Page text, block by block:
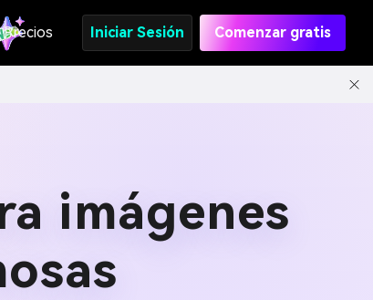
Precios Iniciar Sesión Comenzar gratis
imágenes